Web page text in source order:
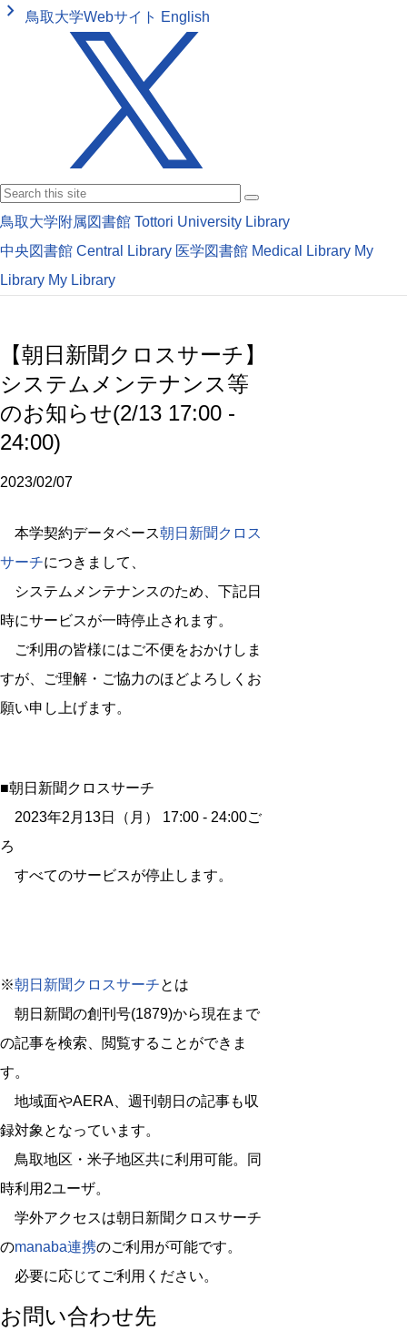
keyboard_arrow_right 鳥取大学Webサイト English
鳥取大学附属図書館 Tottori University Library
中央図書館 Central Library 医学図書館 Medical Library My
Library My Library
【朝日新聞クロスサーチ】
システムメンテナンス等
のお知らせ(2/13 17:00 -
24:00)
2023/02/07
本学契約データベース朝日新聞クロス
サーチにつきまして、
システムメンテナンスのため、下記日
時にサービスが一時停止されます。
ご利用の皆様にはご不便をおかけしま
すが、ご理解・ご協力のほどよろしくお
願い申し上げます。
■朝日新聞クロスサーチ
2023年2月13日（月） 17:00 - 24:00ご
ろ
すべてのサービスが停止します。
※朝日新聞クロスサーチとは
朝日新聞の創刊号(1879)から現在まで
の記事を検索、閲覧することができま
す。
地域面やAERA、週刊朝日の記事も収
録対象となっています。
鳥取地区・米子地区共に利用可能。同
時利用2ユーザ。
学外アクセスは朝日新聞クロスサーチ
のmanaba連携のご利用が可能です。
必要に応じてご利用ください。
お問い合わせ先